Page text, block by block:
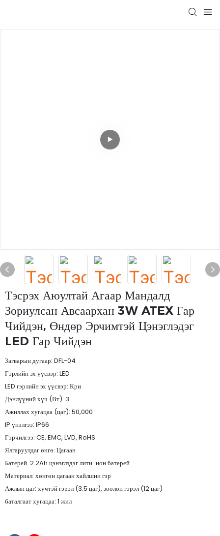
Тэсрэх Аюултай Агаар Мандалд
Зориулсан Авсаархан 3W ATEX Гар
Чийдэн, Өндөр Эрчимтэй Цэнэглэдэг
LED Гар Чийдэн
Загварын дугаар: DFL-04
Гэрлийн эх үүсвэр: LED
LED гэрлийн эх үүсвэр: Кри
Дэнлүүний хүч (Вт): 3
Ажиллах хугацаа (цаг): 50,000
IP үнэлгээ: IP66
Гэрчилгээ: CE, EMC, LVD, RoHS
Ялгаруулдаг өнгө: Цагаан
Батерей: 2.2Ah цэнэглэдэг лити-ион батерей
Материал: хөнгөн цагаан хайлшин гэр
Ажлын цаг: хүчтэй гэрэл (3.5 цаг), зөөлөн гэрэл (12 цаг)
баталгаат хугацаа: 1 жил